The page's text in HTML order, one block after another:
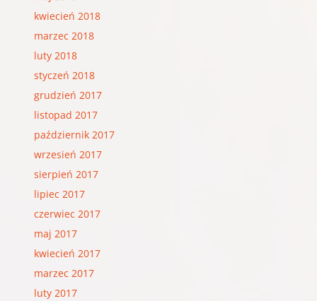
kwiecień 2018
marzec 2018
luty 2018
styczeń 2018
grudzień 2017
listopad 2017
październik 2017
wrzesień 2017
sierpień 2017
lipiec 2017
czerwiec 2017
maj 2017
kwiecień 2017
marzec 2017
luty 2017